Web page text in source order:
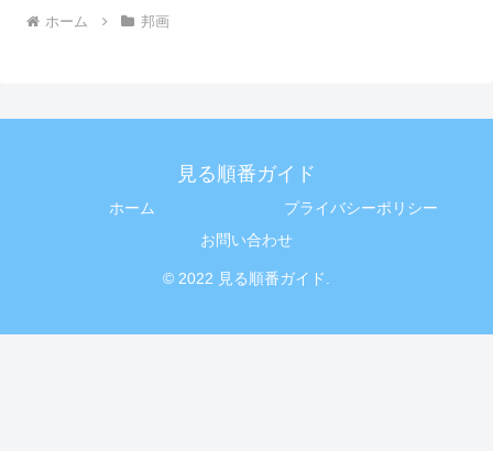
ホーム 邦画
見る順番ガイド
ホーム
プライバシーポリシー
お問い合わせ
© 2022 見る順番ガイド.